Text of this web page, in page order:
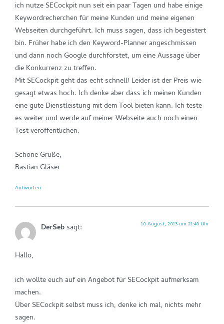
ich nutze SECockpit nun seit ein paar Tagen und habe einige
Keywordrecherchen für meine Kunden und meine eigenen
Webseiten durchgeführt. Ich muss sagen, dass ich begeistert
bin. Früher habe ich den Keyword-Planner angeschmissen
und dann noch Google durchforstet, um eine Aussage über
die Konkurrenz zu treffen.
Mit SECockpit geht das echt schnell! Leider ist der Preis wie
gesagt etwas hoch. Ich denke aber dass ich meinen Kunden
eine gute Dienstleistung mit dem Tool bieten kann. Ich teste
es weiter und werde auf meiner Webseite auch noch einen
Test veröffentlichen.
Schöne Grüße,
Bastian Gläser
Antworten
DerSebsagt: 10 August, 2013 um 21:49 Uhr
Hallo,
ich wollte euch auf ein Angebot für SECockpit aufmerksam
machen.
Über SECockpit selbst muss ich, denke ich mal, nichts mehr
sagen.